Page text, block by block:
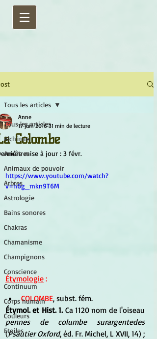
Tous les articles
Alchimie
Ancêtres
Animaux de pouvoir
Arbres
Astrologie
Bains sonores
Chakras
Chamanisme
Champignons
Conscience
Continuum
Corps humain
Couleurs
Etoiles
Tous les articles
Colombe
Anne
17 juin 2016 31 min de lecture
mise à jour : 3 févr.
https://www.youtube.com/watch?
v=n6g_mkn9T6M
Étymologie :
COLOMBE, subst. fém.
Étymol. et Hist. 1.
pennes de columbe surargentedes
(Psautier Oxford, éd. Fr. Michel, L XVII, 14) ;